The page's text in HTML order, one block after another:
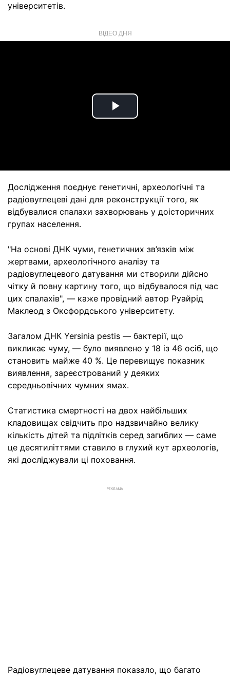
університетів.
ВІДЕО ДНЯ
Play
Дослідження поєднує генетичні, археологічні та
радіовуглецеві дані для реконструкції того, як
відбувалися спалахи захворювань у доісторичних
групах населення.
"На основі ДНК чуми, генетичних зв’язків між
жертвами, археологічного аналізу та
радіовуглецевого датування ми створили дійсно
чітку й повну картину того, що відбувалося під час
цих спалахів", — каже провідний автор Руайрід
Маклеод з Оксфордського університету.
Загалом ДНК Yersinia pestis — бактерії, що
викликає чуму, — було виявлено у 18 із 46 осіб, що
становить майже 40 %. Це перевищує показник
виявлення, зареєстрований у деяких
середньовічних чумних ямах.
Статистика смертності на двох найбільших
кладовищах свідчить про надзвичайно велику
кількість дітей та підлітків серед загиблих — саме
це десятиліттями ставило в глухий кут археологів,
які досліджували ці поховання.
РЕКЛАМА
Радіовуглецеве датування показало, що багато